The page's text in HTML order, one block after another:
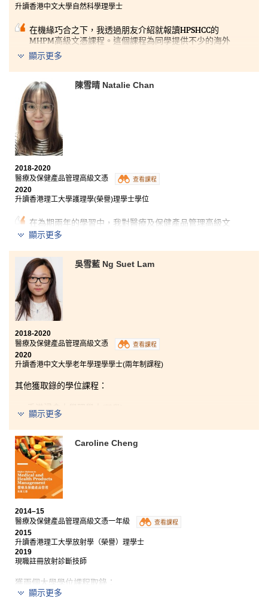
升讀香港中文大學自然科學理學士
在機緣巧合之下，我透過朋友介紹就報讀HPSHCC的
MHPM高級文憑課程。這個課程為同學提供不少的海外
交流活動及實習機會，讓我可以透過臨床實踐更加了解
各醫療行業的特點，並且選擇更加適合自己的方向繼續
努力。 除此之外，對我最大影響的是這裡的老師們。他
們每一位都很熱心和有耐心教導我們，只要你想要知道
升學和學業的資訊，他們都會不厭其煩地一一解答， 甚
至提供個人意見給你參考。 最後，雖然這兩年不是很輕
鬆，但是不管結果如何，我還是覺得很充實和值得。
顯示更多
陳雪晴 Natalie Chan
2018-2020
醫療及保健產品管理高級文憑
查看課程
2020
升讀香港理工大學護理學(榮譽)理學士學位
在為期兩年的學習中，我對醫療及保健產品管理高級文
憑課程深表感謝。 課程涵蓋了各種與醫學有關的課題，
的課程有基本了解。 此課程既實用又富知識性，包括實
驗室課程和講座。 除了課堂學習之外，書院還為我們提
供了很多實習機會。 去年，我到了深圳大學護理學院實
習，學習到不少護理技能和一些基本理論。 值得一提的
是，書院講師們非常專業，願意回答我們所有的問題，
無論是課堂內容還是升學問題。 總體而言，我在
HSPSHCC的學習非常充實。
顯示更多
吳雪藍 Ng Suet Lam
2018-2020
醫療及保健產品管理高級文憑
查看課程
2020
升讀香港中文大學老年學理學學士(兩年制課程)
其他獲取錄的學位課程：
香港浸會大學理學士
過去兩年我於港大保良何鴻燊社區書院，除了學習到醫
藥方面的專業知識外，更認識了一班志同道合的朋友。
我在書院學習到的知識能運用在將來升學及就業方面。
此外，課程還為學生提供不少境外學習的機會，以及參
觀不同地方的醫療設備並了解他們的醫療體制，有助擴
闊我們的眼界。除了書本上的學習，書院亦舉辦多樣的
學生活動，豐富我們各方面的知識，令書院生活更加充
實。
顯示更多
Caroline Cheng
2014–15
醫療及保健產品管理高級文憑一年級
查看課程
2015
升讀香港理工大學放射學（榮譽）理學士
2019
現職註冊放射診斷技師
獲兩個大學學位課程取錄：
顯示更多